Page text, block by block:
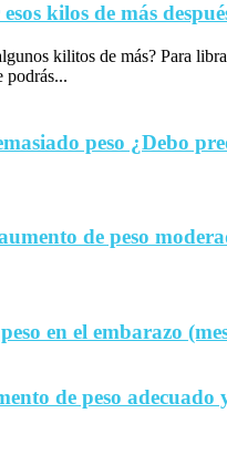
kilos de más
kilitos de más? Para
podrás...
peso ¿Debo
de peso
en el embarazo
de peso adecuado